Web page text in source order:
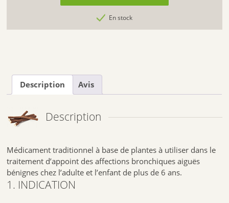
En stock
Description Avis
Description
Médicament traditionnel à base de plantes à utiliser dans le
traitement d’appoint des affections bronchiques aiguës
bénignes chez l’adulte et l’enfant de plus de 6 ans.
1. INDICATION